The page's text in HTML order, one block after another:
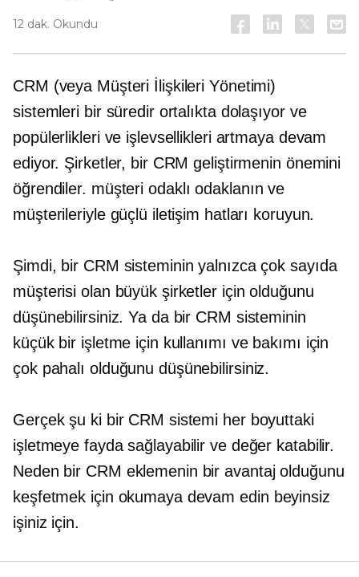
12 dak. Okundu
CRM (veya Müşteri İlişkileri Yönetimi)
sistemleri bir süredir ortalıkta dolaşıyor ve
popülerlikleri ve işlevsellikleri artmaya devam
ediyor. Şirketler, bir CRM geliştirmenin önemini
öğrendiler. müşteri odaklı odaklanın ve
müşterileriyle güçlü iletişim hatları koruyun.
Şimdi, bir CRM sisteminin yalnızca çok sayıda
müşterisi olan büyük şirketler için olduğunu
düşünebilirsiniz. Ya da bir CRM sisteminin
küçük bir işletme için kullanımı ve bakımı için
çok pahalı olduğunu düşünebilirsiniz.
Gerçek şu ki bir CRM sistemi her boyuttaki
işletmeye fayda sağlayabilir ve değer katabilir.
Neden bir CRM eklemenin bir avantaj olduğunu
keşfetmek için okumaya devam edin beyinsiz
işiniz için.